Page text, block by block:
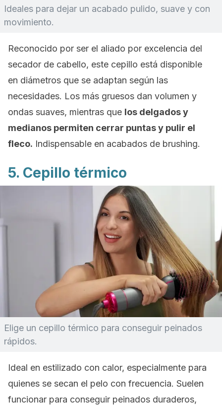
Ideales para dejar un acabado pulido, suave y con
movimiento.
Reconocido por ser el aliado por excelencia del
secador de cabello, este cepillo está disponible
en diámetros que se adaptan según las
necesidades. Los más gruesos dan volumen y
ondas suaves, mientras que los delgados y
medianos permiten cerrar puntas y pulir el
fleco. Indispensable en acabados de brushing.
5. Cepillo térmico
Elige un cepillo térmico para conseguir peinados
rápidos.
Ideal en estilizado con calor, especialmente para
quienes se secan el pelo con frecuencia. Suelen
funcionar para conseguir peinados duraderos,